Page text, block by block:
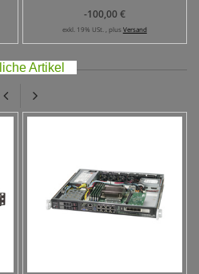
-100,00 €
exkl. 19% USt. , plus Versand
Artikel